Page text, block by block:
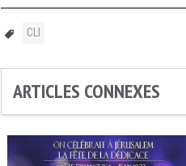
CLI
ARTICLES CONNEXES